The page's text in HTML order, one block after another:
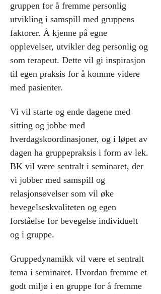
gruppen for å fremme personlig
utvikling i samspill med gruppens
faktorer. Å kjenne på egne
opplevelser, utvikler deg personlig og
som terapeut. Dette vil gi inspirasjon
til egen praksis for å komme videre
med pasienter.
Vi vil starte og ende dagene med
sitting og jobbe med
hverdagskoordinasjoner, og i løpet av
dagen ha gruppepraksis i form av lek.
BK vil være sentralt i seminaret, der
vi jobber med samspill og
relasjonsøvelser som vil øke
bevegelseskvaliteten og egen
forståelse for bevegelse individuelt
og i gruppe.
Gruppedynamikk vil være et sentralt
tema i seminaret. Hvordan fremme et
godt miljø i en gruppe for å fremme